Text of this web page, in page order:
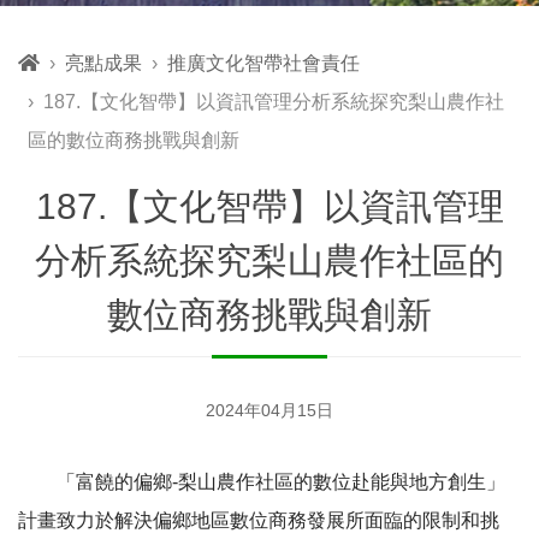
亮點成果
推廣文化智帶社會責任
187.【文化智帶】以資訊管理分析系統探究梨山農作社
區的數位商務挑戰與創新
187.【文化智帶】以資訊管理
分析系統探究梨山農作社區的
數位商務挑戰與創新
2024年04月15日
「富饒的偏鄉-梨山農作社區的數位赴能與地方創生」
計畫致力於解決偏鄉地區數位商務發展所面臨的限制和挑